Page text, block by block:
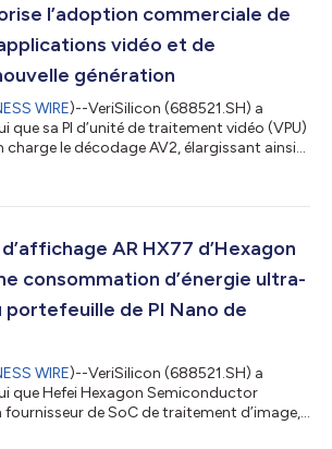
mobile, CPP2000 permet d’obtenir des
plus fiables...
l’adoption commerciale de
vidéo et de
génération
WIRE)--VeriSilicon (688521.SH) a
que sa PI d’unité de traitement vidéo (VPU)
le décodage AV2, élargissant ainsi
flexible des technologies vidéo de
intelligents. VeriSilicon a mis le VC9800D
AR HX77 d’Hexagon
consommation d’énergie ultra-
portefeuille de PI Nano de
WIRE)--VeriSilicon (688521.SH) a
que Hefei Hexagon Semiconductor
fournisseur de SoC de traitement d’image,